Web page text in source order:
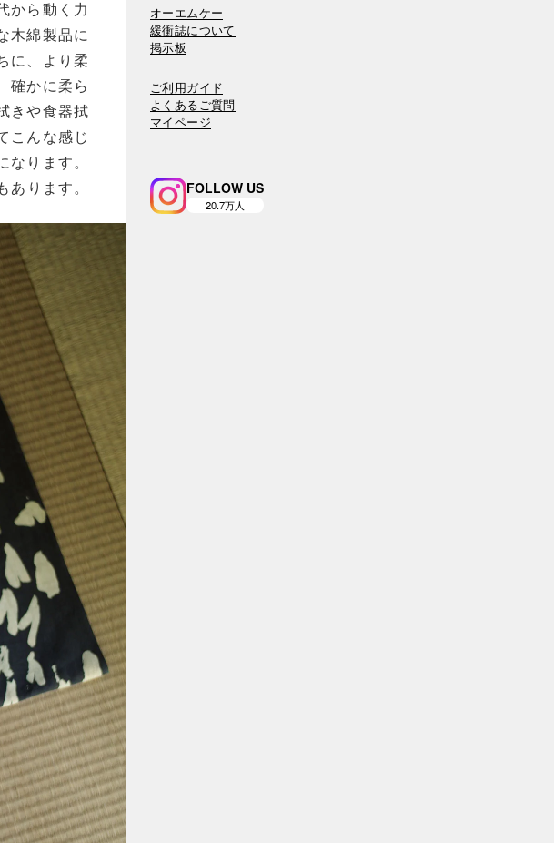
から動く力
木綿製品に
に、より柔
確かに柔ら
きや食器拭
こんな感じ
なります。
あります。
オーエムケー
緩衝誌について
掲示板
ご利用ガイド
よくあるご質問
マイページ
FOLLOW US